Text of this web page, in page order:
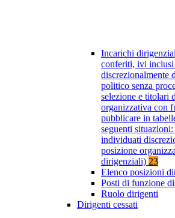
Incarichi
conferiti, ivi
discrezionalmente
politico senza
selezione e titolari
organizzativa con
pubblicare in
seguenti
individuati
posizione
dirigenziali) 23
Elenco posizioni
Posti di funzione
Ruolo dirigenti
Dirigenti cessati